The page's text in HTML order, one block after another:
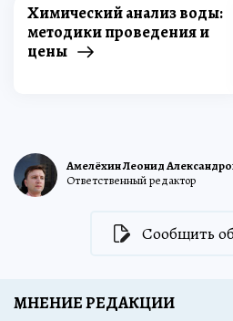
Химический анализ воды:
методики проведения и
цены
Амелёхин Леонид
Ответственный редактор
Сообщить
МНЕНИЕ РЕДАКЦИИ